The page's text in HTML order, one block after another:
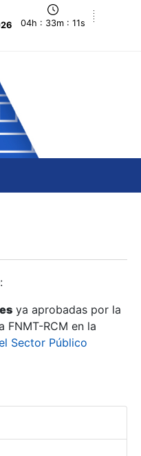
04h : 33m : 12s
ya aprobadas por la
RCM en la
Sector Público